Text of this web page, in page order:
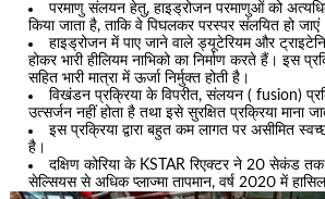
परमाणु संलयन हेतु, हाइड्रोजन परमाणुओं को
किया जाता है, ताकि वे पिघलकर परस्पर संलयित हो
हाइड्रोजन में पाए जाने वाले ड्यूटेरियम और
होकर भारी हीलियम नाभिको का निर्माण करते हैं। इस
सहित भारी मात्रा में ऊर्जा निर्मुक्त होती है।
विखंडन प्रक्रिया के विपरीत, संलयन ( fusion)
उत्सर्जन नहीं होता है तथा इसे सुरक्षित प्रक्रिया माना
इस प्रक्रिया द्वारा बहुत कम लागत पर असीमित
है।
दक्षिण कोरिया के KSTAR रिएक्टर ने 20 सेकंड तक
सेल्सियस से अधिक प्लाज्मा तापमान, वर्ष 2020 में